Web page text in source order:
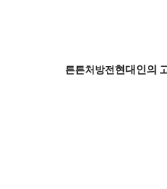
튼튼처방전현대인의